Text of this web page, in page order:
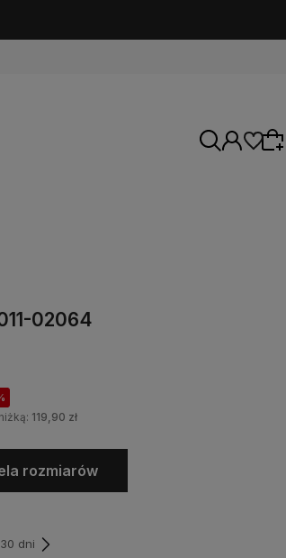
do listy z poprzedniej sesji.
02064
119,90 zł
rozmiarów
dni